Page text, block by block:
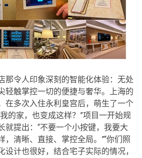
那令人印象深刻的智能化体验：无处
轻触掌控一切的便捷与奢华。上海的
在多次入住永利皇宫后，萌生了一个
的家，也变成这样？”项目一开始规
就提出：“不要一个小按键，我要大
，清晰、直接、掌控全局。”“你们照
设计也很好，结合宅子实际的情况，